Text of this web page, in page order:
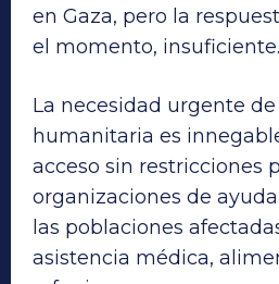
en Gaza, pero la
el momento, insuficiente.
La necesidad urgente
humanitaria es
acceso sin restricciones
organizaciones de
las poblaciones
asistencia médica,